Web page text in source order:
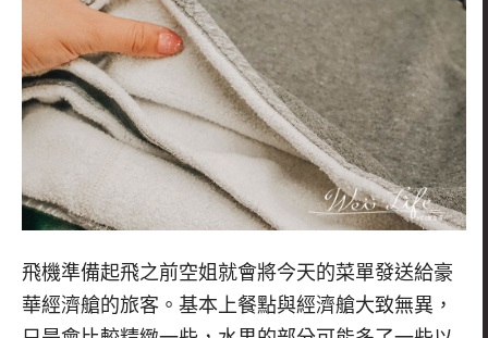
飛機準備起飛之前空姐就會將今天的菜單發送給豪
華經濟艙的旅客。基本上餐點與經濟艙大致無異，